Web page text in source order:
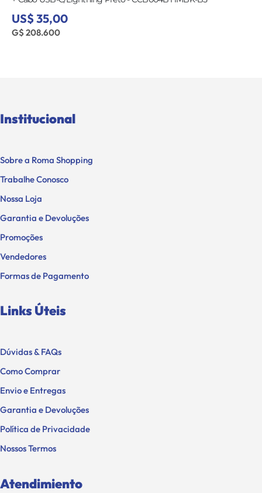
US$ 170,00
G$ 1.013.200
Garantia e Devoluções
Vendedores
Links Úteis
Envio e Entregas
Garantia e Devoluções
Política de Privacidade